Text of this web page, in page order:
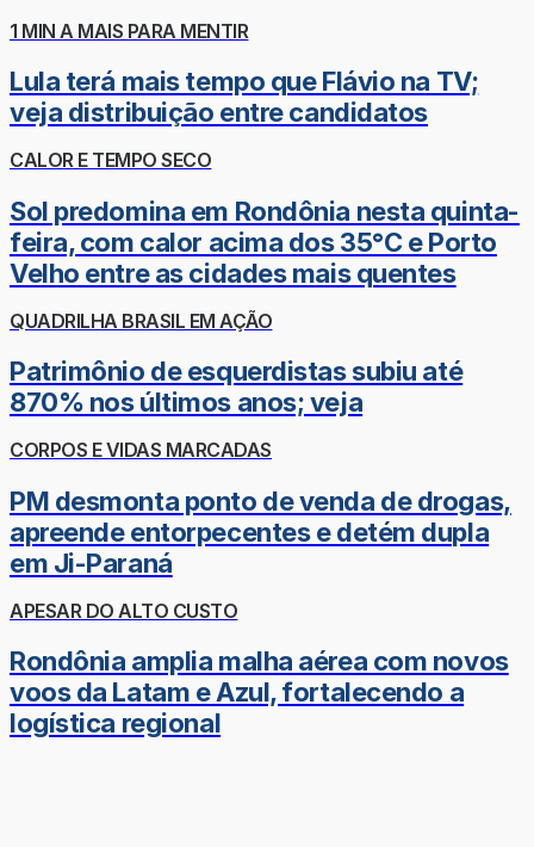
1 MIN A MAIS PARA MENTIR
Lula terá mais tempo que Flávio na TV;
veja distribuição entre candidatos
CALOR E TEMPO SECO
Sol predomina em Rondônia nesta quinta-
feira, com calor acima dos 35°C e Porto
Velho entre as cidades mais quentes
QUADRILHA BRASIL EM AÇÃO
Patrimônio de esquerdistas subiu até
870% nos últimos anos; veja
CORPOS E VIDAS MARCADAS
PM desmonta ponto de venda de drogas,
apreende entorpecentes e detém dupla
em Ji-Paraná
APESAR DO ALTO CUSTO
Rondônia amplia malha aérea com novos
voos da Latam e Azul, fortalecendo a
logística regional